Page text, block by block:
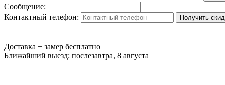
Сообщение:
Контактный телефон:
Получить
Доставка + замер бесплатно
Ближайший выезд: послезавтра, 8 августа